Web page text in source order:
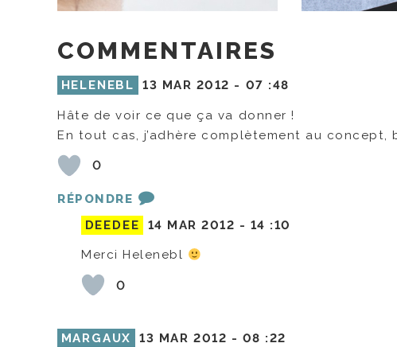
COMMENTAIRES
HELENEBL 13 MAR 2012 - 07 :48
Hâte de voir ce que ça va donner !
En tout cas, j’adhère complètement au concept,
0
RÉPONDRE
DEEDEE
14 MAR 2012 - 14 :10
Merci Helenebl
0
MARGAUX 13 MAR 2012 - 08 :22